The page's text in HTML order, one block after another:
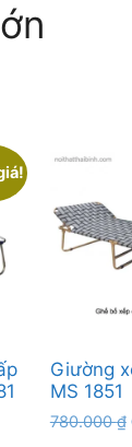
Giường
MS 1851
780.000₫